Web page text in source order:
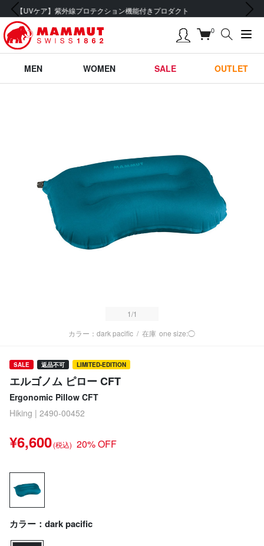
会員登録で【5,500円 (税込) 以上 送料無料】
前の画像 次の画像
0
MEN WOMEN SALE OUTLET
1/1
カラー：dark pacific / 在庫 one size:◯
SALE 返品不可 LIMITED-EDITION
エルゴノム ピロー CFT
Ergonomic Pillow CFT
Hiking | 2490-00452
¥6,600(税込) 20% OFF
カラー：dark pacific